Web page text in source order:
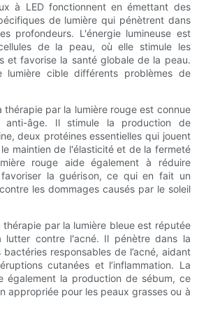
à LED fonctionnent en émettant des
de lumière qui pénètrent dans
profondeurs. L'énergie lumineuse est
de la peau, où elle stimule les
et favorise la santé globale de la peau.
lumière cible différents problèmes de
thérapie par la lumière rouge est connue
anti-âge. Il stimule la production de
deux protéines essentielles qui jouent
maintien de l'élasticité et de la fermeté
rouge aide également à réduire
favoriser la guérison, ce qui en fait un
les dommages causés par le soleil
thérapie par la lumière bleue est réputée
lutter contre l'acné. Il pénètre dans la
responsables de l’acné, aidant
cutanées et l’inflammation. La
également la production de sébum, ce
appropriée pour les peaux grasses ou à